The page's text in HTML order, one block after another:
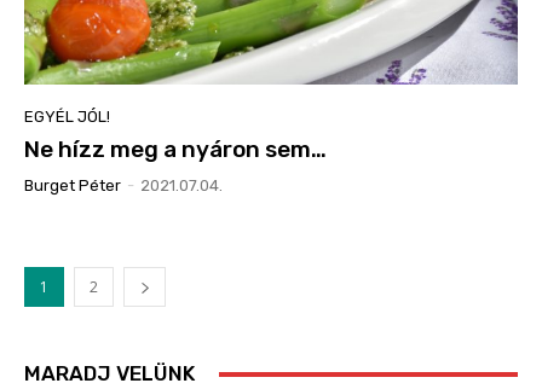
EGYÉL JÓL!
Ne hízz meg a nyáron sem…
Burget Péter - 2021.07.04.
1 2
MARADJ VELÜNK